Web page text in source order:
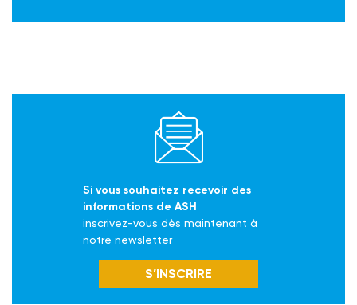
Si vous souhaitez recevoir des
informations de ASH
inscrivez-vous dès maintenant à
notre newsletter
S’INSCRIRE